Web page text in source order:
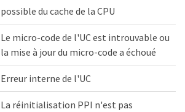
possible du cache de la CPU
Le micro-code de l'UC est introuvable ou
la mise à jour du micro-code a échoué
Erreur interne de l'UC
La réinitialisation PPI n'est pas